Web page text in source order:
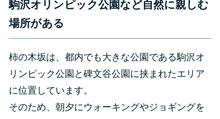
駒沢オリンピック公園など自然に親しむ
場所がある
柿の木坂は、都内でも大きな公園である駒沢オ
リンピック公園と碑文谷公園に挟まれたエリア
に位置しています。
そのため、朝夕にウォーキングやジョギングを